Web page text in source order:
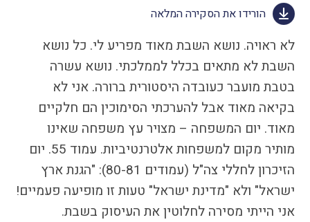
עמותות דתיות בגנים
– מה ניתן לעשות?
תכנית הלימודים
במקצוע תרבות
תכנית מדיתה
הדתה בצה"ל
התמודדות עם הדתה
מהי הדתה? ומהי
חילוניות?
כיצד למנוע הדתה?
הורידו את הסקירה המלאה
לא ראויה. נושא השבת מאוד מפריע לי. כל נושא
השבת לא מתאים בכלל לממלכתי. נושא עשרה
בטבת מועבר כעובדה היסטורית ברורה. אני לא
בקיאה מאוד אבל להערכתי הסימוכין הם חלקיים
מאוד. יום המשפחה – מצויר עץ משפחה שאינו
מותיר מקום למשפחות אלטרנטיביות. עמוד 55. יום
הזיכרון לחללי צה"ל (עמודים 80-81): "הגנת ארץ
ישראל" ולא "מדינת ישראל" טעות זו מופיעה פעמיים!
אני הייתי מסירה לחלוטין את העיסוק בשבת.